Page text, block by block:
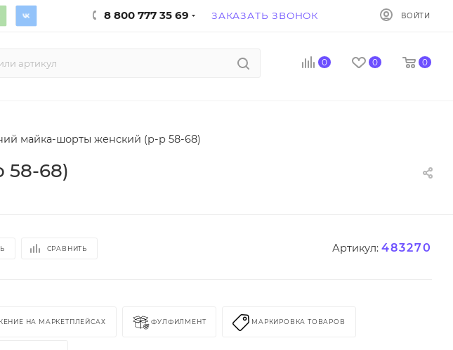
8 800 777 35 69 ЗАКАЗАТЬ ЗВОНОК ВОЙТИ
0 0 0
майка-шорты женский (р-р 58-68)
68)
СРАВНИТЬ Артикул: 483270
НА МАРКЕТПЛЕЙСАХ ФУЛФИЛМЕНТ МАРКИРОВКА ТОВАРОВ